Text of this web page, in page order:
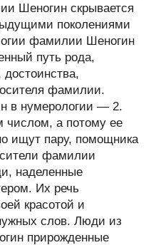
Шеногин скрывается
поколениями
фамилии Шеногин
путь рода,
фамилии.
в нумерологии — 2.
числом, а потому ее
ищут пару, помощника
фамилии
наделенные
Их речь
красотой и
слов. Люди из
прирожденные